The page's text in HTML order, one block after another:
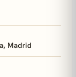
Madrid